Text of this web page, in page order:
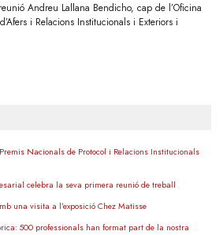
Andreu Lallana Bendicho, cap de l’Oficina
i Relacions Institucionals i Exteriors i
Nacionals de Protocol i Relacions Institucionals
celebra la seva primera reunió de treball
una visita a l’exposició Chez Matisse
500 professionals han format part de la nostra